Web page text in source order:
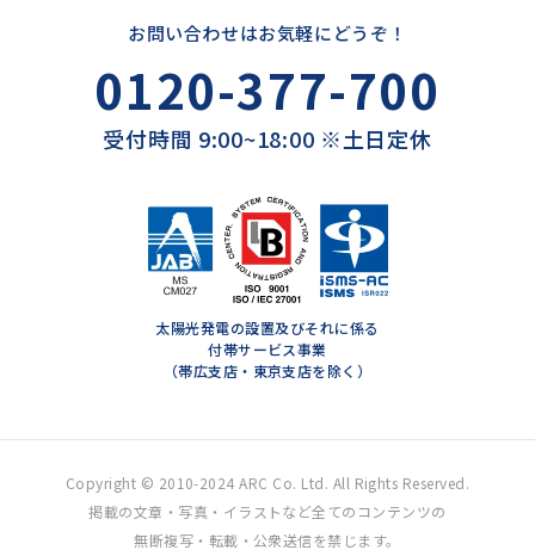
お問い合わせはお気軽にどうぞ！
0120-377-700
受付時間 9:00~18:00 ※土日定休
太陽光発電の設置及びそれに係る
付帯サービス事業
（帯広支店・東京支店を除く）
Copyright © 2010-2024 ARC Co. Ltd. All Rights Reserved.
掲載の文章・写真・イラストなど全てのコンテンツの
無断複写・転載・公衆送信を禁じます。